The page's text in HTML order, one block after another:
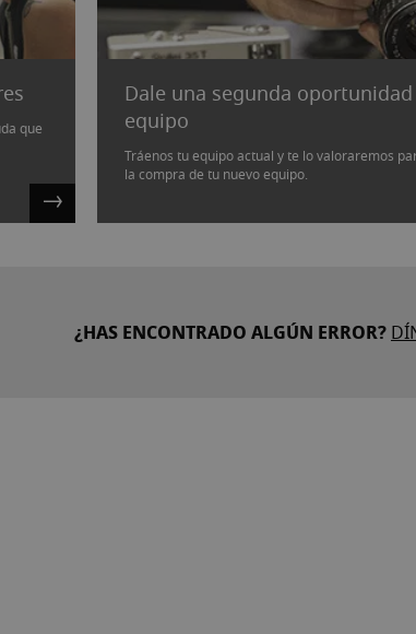
que
Dale una segunda
equipo
Tráenos tu equipo actual y te lo valoraremos
la compra de tu nuevo equipo.
¿HAS ENCONTRADO ALGÚN ERROR?